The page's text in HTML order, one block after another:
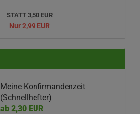
STATT 3,50 EUR
Nur 2,99 EUR
Meine Konfirmandenzeit
(Schnellhefter)
ab 2,30 EUR